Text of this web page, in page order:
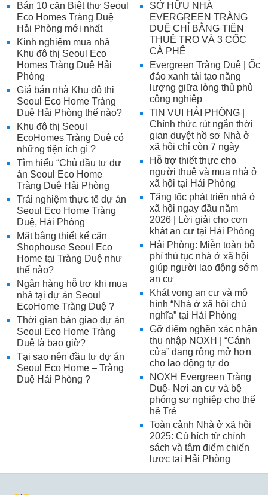
SỞ HỮU NHÀ
EVERGREEN TRÀNG
DUỆ CHỈ BẰNG TIỀN
THUÊ TRỌ VÀ 3 CỐC
CÀ PHÊ
Evergreen Tràng Duệ | Ốc
đảo xanh tái tạo năng
lượng giữa lòng thủ phủ
công nghiệp
TIN VUI HẢI PHÒNG |
Chính thức rút ngắn thời
gian duyệt hồ sơ Nhà ở
xã hội chỉ còn 7 ngày
Hỗ trợ thiết thực cho
người thuê và mua nhà ở
xã hội tại Hải Phòng
Tăng tốc phát triển nhà ở
xã hội ngay đầu năm
2026 | Lời giải cho cơn
khát an cư tại Hải Phòng
Hải Phòng: Miễn toàn bộ
phí thủ tục nhà ở xã hội
giúp người lao động sớm
an cư
Khát vọng an cư và mô
hình “Nhà ở xã hội chủ
nghĩa” tại Hải Phòng
Gỡ điểm nghẽn xác nhận
thu nhập NOXH | “Cánh
cửa” đang rộng mở hơn
cho lao động tự do
NOXH Evergreen Tràng
Duệ- Nơi an cư và bệ
phóng sự nghiệp cho thế
hệ Trẻ
Toàn cảnh Nhà ở xã hội
2025: Cú hích từ chính
sách và tâm điểm chiến
lược tại Hải Phòng
Bán 10 căn Biệt thự Seoul
Eco Homes Tràng Duệ
Hải Phòng mới nhất
Kinh nghiệm mua nhà
Khu đô thị Seoul Eco
Homes Tràng Duệ Hải
Phòng
Giá bán nhà Khu đô thị
Seoul Eco Home Tràng
Duệ Hải Phòng thế nào?
Khu đô thị Seoul
EcoHomes Tràng Duệ có
những tiện ích gì ?
Tìm hiểu “Chủ đầu tư dự
án Seoul Eco Home
Tràng Duệ Hải Phòng
Trải nghiệm thực tế dự án
Seoul Eco Home Tràng
Duệ, Hải Phòng
Mặt bằng thiết kế căn
Shophouse Seoul Eco
Home tại Tràng Duệ như
thế nào?
Ngân hàng hỗ trợ khi mua
nhà tại dự án Seoul
EcoHome Tràng Duệ ?
Thời gian bàn giao dự án
Seoul Eco Home Tràng
Duệ là bao giờ?
Tại sao nên đầu tư dự án
Seoul Eco Home – Tràng
Duệ Hải Phòng ?